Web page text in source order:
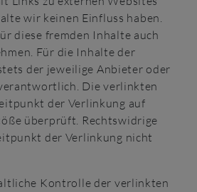
wir keinen Einfluss haben.
diese fremden Inhalte auch
Für die Inhalte der
der jeweilige Anbieter oder
Die verlinkten
der Verlinkung auf
überprüft. Rechtswidrige
der Verlinkung nicht
Kontrolle der verlinkten